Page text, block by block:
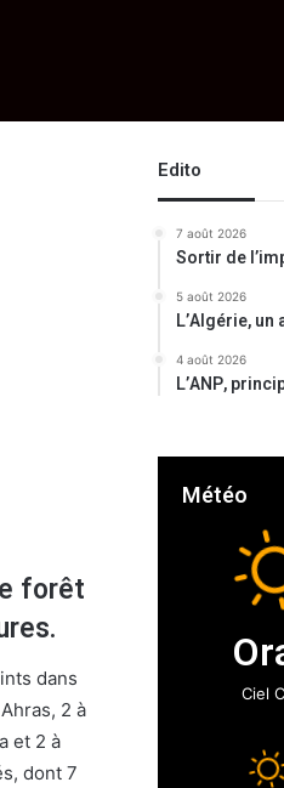
forêt
dans
2 à
et 2 à
dont 7
Edito
7 août 2026
Sortir de
5 août 2026
L’Algérie,
4 août 2026
L’ANP,
Météo
Ciel